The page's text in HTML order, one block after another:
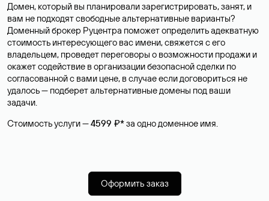
Домен, который вы планировали зарегистрировать, занят, и
вам не подходят свободные альтернативные варианты?
Доменный брокер Руцентра поможет определить адекватную
стоимость интересующего вас имени, свяжется с его
владельцем, проведет переговоры о возможности продажи и
окажет содействие в организации безопасной сделки по
согласованной с вами цене, в случае если договориться не
удалось — подберет альтернативные домены под ваши
задачи.
Стоимость услуги —4599 ₽*за одно доменное имя.
Оформить заказ